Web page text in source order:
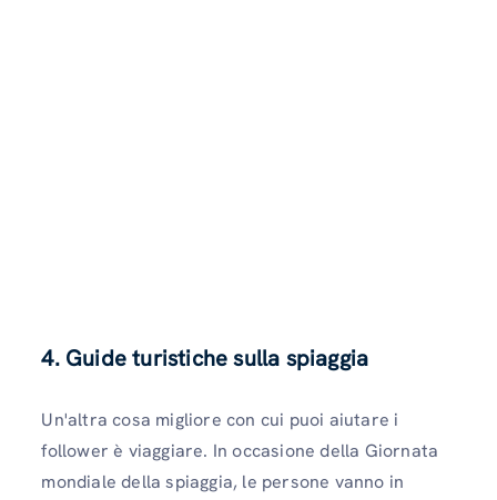
4. Guide turistiche sulla spiaggia
Un'altra cosa migliore con cui puoi aiutare i
follower è viaggiare. In occasione della Giornata
mondiale della spiaggia, le persone vanno in